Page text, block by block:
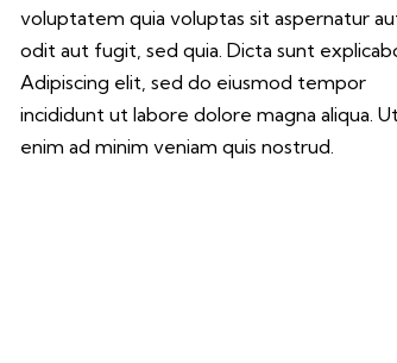
voluptatem quia voluptas sit aspernatur
odit aut fugit, sed quia. Dicta sunt
Adipiscing elit, sed do eiusmod tempor
incididunt ut labore dolore magna aliqua.
enim ad minim veniam quis nostrud.